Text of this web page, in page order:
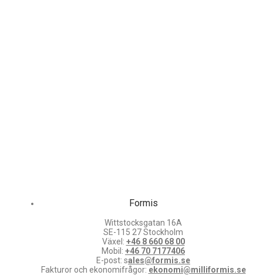
Formis
Wittstocksgatan 16A
SE-115 27 Stockholm
Växel: +46 8 660 68 00
Mobil: +46 70 7177406
E-post: sales@formis.se
Fakturor och ekonomifrågor: ekonomi@milliformis.se